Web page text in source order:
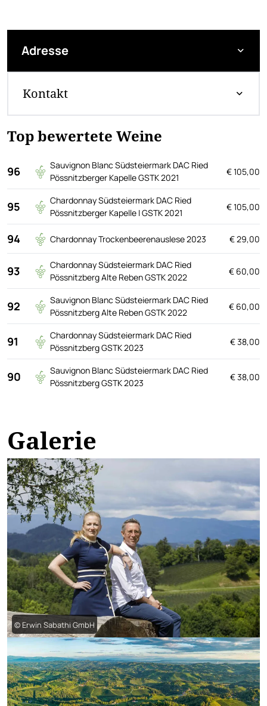
Adresse
Kontakt
Top bewertete Weine
96
Sauvignon Blanc Südsteiermark DAC Ried
Pössnitzberger Kapelle GSTK 2021
€ 105,00
95
Chardonnay Südsteiermark DAC Ried
Pössnitzberger Kapelle I GSTK 2021
€ 105,00
94 Chardonnay Trockenbeerenauslese 2023 € 29,00
93
Chardonnay Südsteiermark DAC Ried
Pössnitzberg Alte Reben GSTK 2022
€ 60,00
92
Sauvignon Blanc Südsteiermark DAC Ried
Pössnitzberg Alte Reben GSTK 2022
€ 60,00
91
Chardonnay Südsteiermark DAC Ried
Pössnitzberg GSTK 2023
€ 38,00
90
Sauvignon Blanc Südsteiermark DAC Ried
Pössnitzberg GSTK 2023
€ 38,00
Galerie
© Erwin Sabathi GmbH